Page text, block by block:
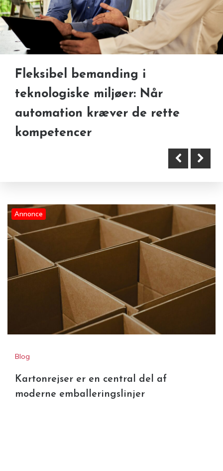
Kartonrejser er en central del af
moderne emballeringslinjer
Fjernstyring til varmepumpe: Få
fuld kontrol og bedre komfort
Fleksibel bemanding i
teknologiske miljøer: Når
automation kræver de rette
kompetencer
Annonce
Blog
Kartonrejser er en central del af
moderne emballeringslinjer